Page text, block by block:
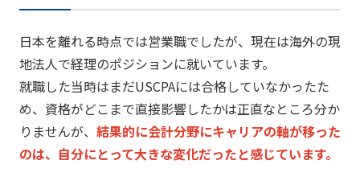
日本を離れる時点では営業職でしたが、 現在は海外の現
地法人で経理のポジションに就いています。
就職した当時はまだUSCPAには合格していなかったた
め、 資格がどこまで直接影響したかは正直なところ分か
りませんが、 結果的に会計分野にキャリアの軸が移った
のは、 自分にとって大きな変化だったと感じています。